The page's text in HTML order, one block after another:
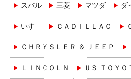
スバル 三菱 マツダ ダ
いすゞ ＣＡＤＩＬＬＡＣ
ＣＨＲＹＳＬＥＲ ＆ ＪＥＥＰ
ＬＩＮＣＯＬＮ ＵＳ ＴＯＹＯ